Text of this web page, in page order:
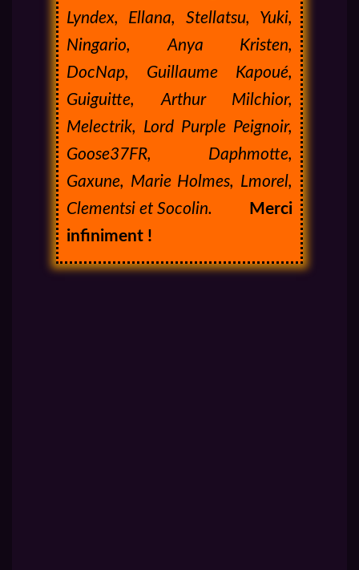
Lyndex, Ellana, Stellatsu, Yuki,
Ningario, Anya Kristen,
DocNap, Guillaume Kapoué,
Guiguitte, Arthur Milchior,
Melectrik, Lord Purple Peignoir,
Goose37FR, Daphmotte,
Gaxune, Marie Holmes, Lmorel,
Clementsi et Socolin.
Merci
infiniment !